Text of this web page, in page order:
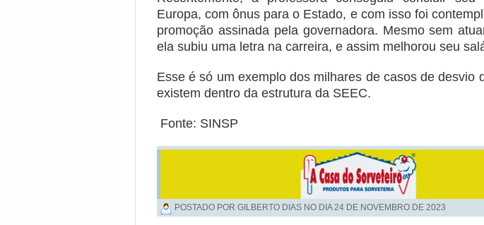
Europa, com ônus para o Estado, e com isso foi
promoção assinada pela governadora. Mesmo sem
ela subiu uma letra na carreira, e assim melhorou seu
Esse é só um exemplo dos milhares de casos de desvio
existem dentro da estrutura da SEEC.
Fonte: SINSP
POSTADO POR GILBERTO DIAS NO DIA24 DE NOVEMBRO DE 2023